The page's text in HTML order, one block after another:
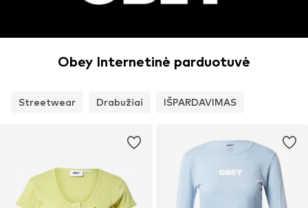
Obey Internetinė parduotuvė
Streetwear Drabužiai IŠPARDAVIMAS